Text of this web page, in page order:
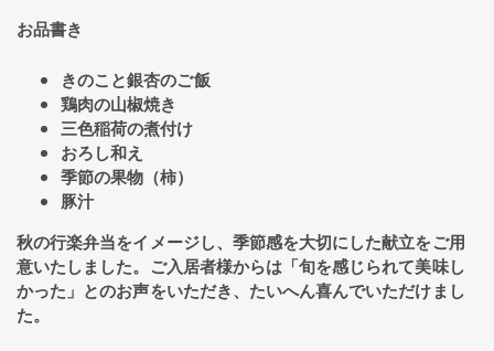
お品書き
きのこと銀杏のご飯
鶏肉の山椒焼き
三色稲荷の煮付け
おろし和え
季節の果物（柿）
豚汁
秋の行楽弁当をイメージし、季節感を大切にした献立をご用
意いたしました。ご入居者様からは「旬を感じられて美味し
かった」とのお声をいただき、たいへん喜んでいただけまし
た。